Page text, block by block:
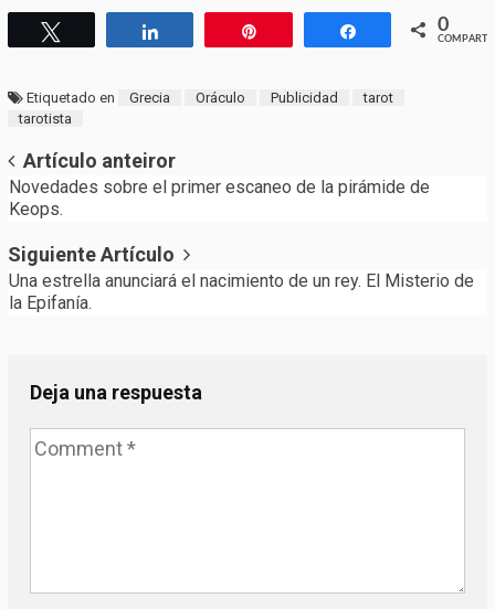
Compartir Compartir0
Etiquetado en Grecia Oráculo Publicidad
tarot
tarotista
Post
navigation
Artículo anteiror
Novedades sobre el primer escaneo de la pirámide de
Keops.
Siguiente Artículo
Una estrella anunciará el nacimiento de un rey. El Misterio de
la Epifanía.
Deja una respuesta